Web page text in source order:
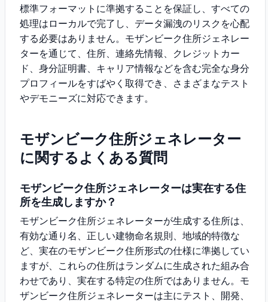
標準フォーマットに準拠することを保証し、すべての
処理はローカルで完了し、データ漏洩のリスクを心配
する必要はありません。モザンビーク住所ジェネレー
ターを通じて、住所、連絡先情報、クレジットカー
ド、身分証明書、キャリア情報などを含む完全な身分
プロフィールをすばやく取得でき、さまざまなテスト
やデモニーズに対応できます。
モザンビーク住所ジェネレーター
に関するよくある質問
モザンビーク住所ジェネレーターは実在する住
所を生成しますか？
モザンビーク住所ジェネレーターが生成する住所は、
有効な通り名、正しい建物命名規則、地域的特徴な
ど、実在のモザンビーク住所形式の仕様に準拠してい
ますが、これらの住所はランダムに生成された組み合
わせであり、実在する特定の住所ではありません。モ
ザンビーク住所ジェネレーターは主にテスト、開発、